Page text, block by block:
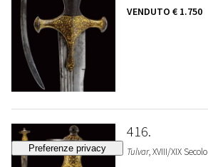
VENDUTO € 1.750
416
Tulvar, XVIII/XIX Secolo